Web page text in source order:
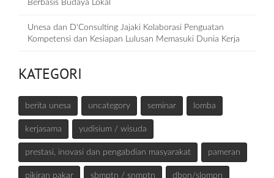
Berbasis Budaya Lokal
Unesa dan D‘Consulting Jajaki Kolaborasi Penguatan
Kompetensi dan Kesiapan Lulusan Memasuki Dunia Kerja
KATEGORI
berita unesa uncategory seminar lomba
kerjasama yudisium / wisuda
prestasi, inovasi dan pengabdian masyarakat pameran
pikiran pakar sbmptn / snmptn dbon/slompn